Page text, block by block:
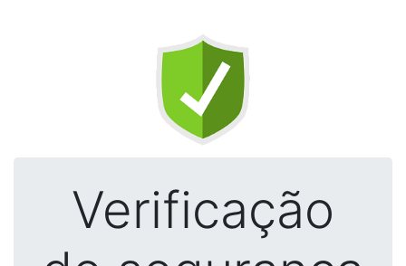
Verificação